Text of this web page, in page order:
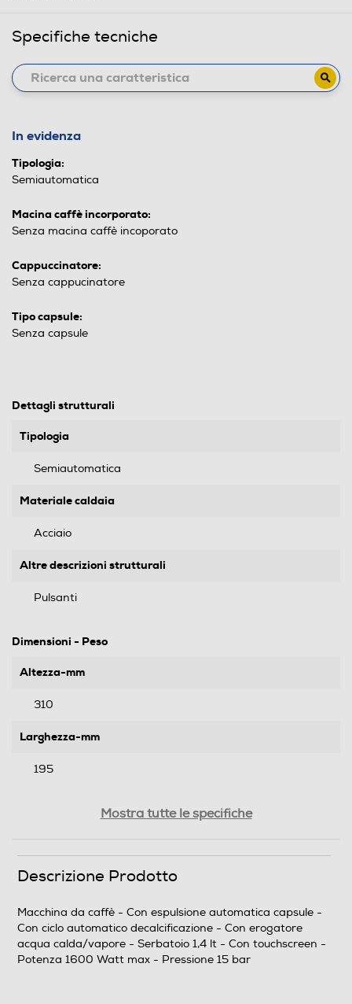
Specifiche tecniche
In evidenza
Tipologia:
Semiautomatica
Macina caffè incorporato:
Senza macina caffè incoporato
Cappuccinatore:
Senza cappucinatore
Tipo capsule:
Senza capsule
Dettagli strutturali
Tipologia
Semiautomatica
Materiale caldaia
Acciaio
Altre descrizioni strutturali
Pulsanti
Dimensioni - Peso
Altezza-mm
310
Larghezza-mm
195
Prestazioni
Mostra tutte le specifiche
Descrizione Prodotto
Macchina da caffè - Con espulsione automatica capsule -
Con ciclo automatico decalcificazione - Con erogatore
acqua calda/vapore - Serbatoio 1,4 lt - Con touchscreen -
Potenza 1600 Watt max - Pressione 15 bar